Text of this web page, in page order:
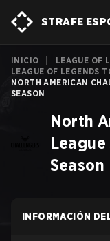
STRAFE
INICIO LEAGUE OF
LEAGUE OF LEGENDS
NORTH AMERICAN
SEASON
North
Season
INFORMACIÓN